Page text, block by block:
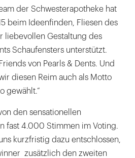
der Schwesterapotheke hat
beim Ideenfinden, Fliesen des
liebevollen Gestaltung des
Schaufensters unterstützt.
von Pearls & Dents. Und
diesen Reim auch als Motto
gewählt.“
den sensationellen
fast 4.000 Stimmen im Voting.
kurzfristig dazu entschlossen,
zusätzlich den zweiten